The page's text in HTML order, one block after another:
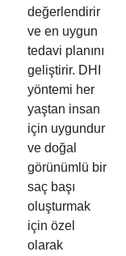
değerlendirir
ve en uygun
tedavi planını
geliştirir. DHI
yöntemi her
yaştan insan
için uygundur
ve doğal
görünümlü bir
saç başı
oluşturmak
için özel
olarak